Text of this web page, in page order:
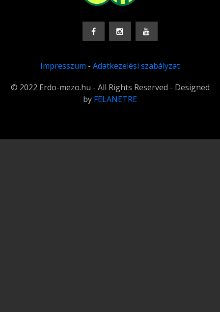
Impresszum - Adatkezelési szabályzat
© 2022 Erdo-mezo.hu - All Rights Reserved - Designed
by FELANETRE